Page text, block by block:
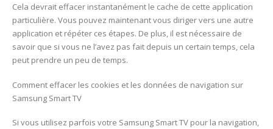
Cela devrait effacer instantanément le cache de cette application
particulière. Vous pouvez maintenant vous diriger vers une autre
application et répéter ces étapes. De plus, il est nécessaire de
savoir que si vous ne l’avez pas fait depuis un certain temps, cela
peut prendre un peu de temps.
Comment effacer les cookies et les données de navigation sur
Samsung Smart TV
Si vous utilisez parfois votre Samsung Smart TV pour la navigation,